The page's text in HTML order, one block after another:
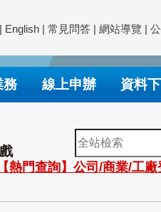
| English | 常見問答 | 網站導覽 |
務 線上申辦 資料
全
站
檢
【熱門查詢】公司/商業/工